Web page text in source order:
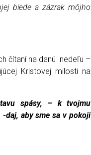
biede a zázrak môjho
čítaní na danú nedeľu –
Kristovej milosti na
spásy, – k tvojmu
daj, aby sme sa v pokoji